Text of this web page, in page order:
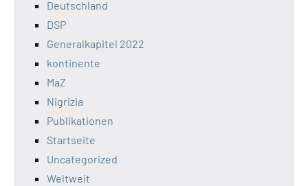
Deutschland
DSP
Generalkapitel 2022
kontinente
MaZ
Nigrizia
Publikationen
Startseite
Uncategorized
Weltweit